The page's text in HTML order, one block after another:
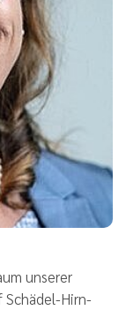
unserer
Schädel-Hirn-